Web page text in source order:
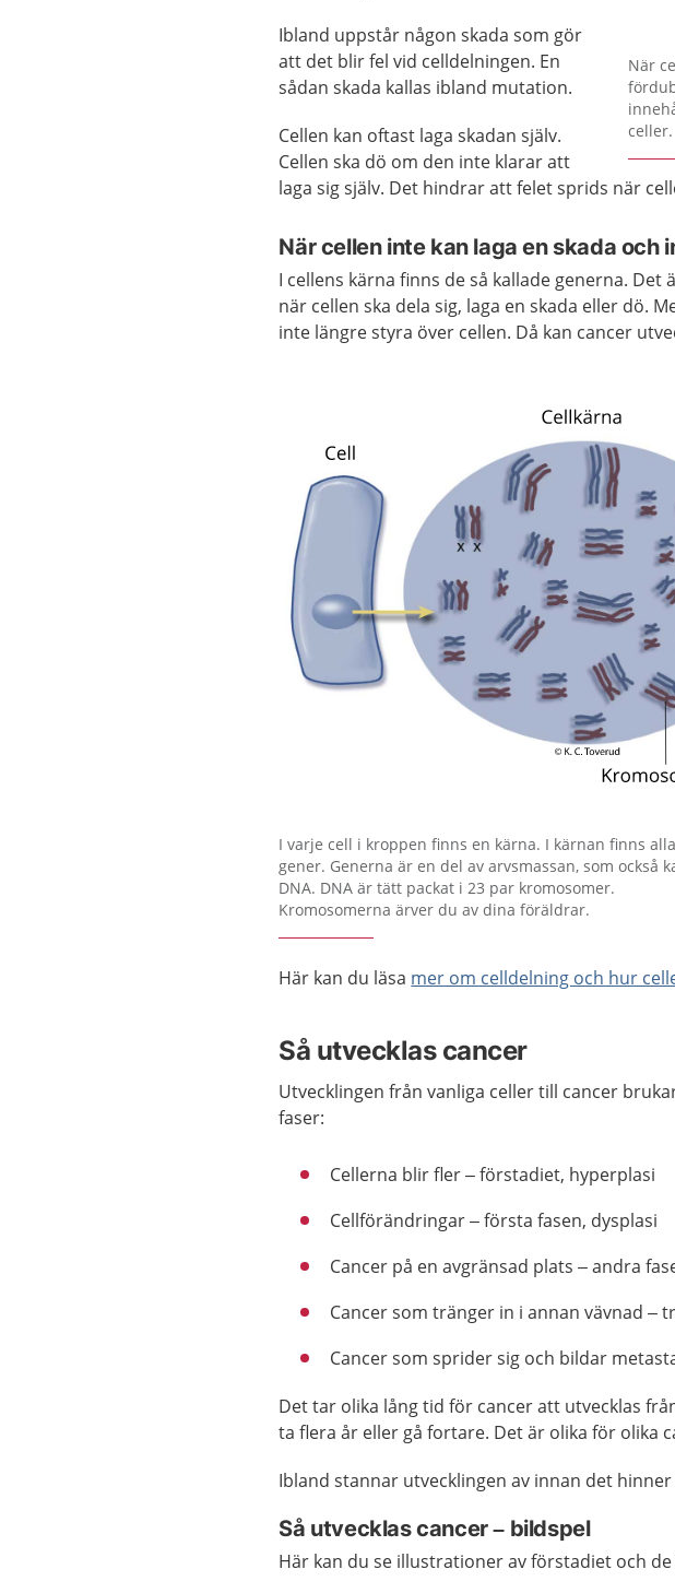
När
celler.
Ibland uppstår någon skada som gör
att det blir fel vid celldelningen. En
sådan skada kallas ibland mutation.
Cellen kan oftast laga skadan själv.
Cellen ska dö om den inte klarar att
laga sig själv. Det hindrar att felet sprids när
När cellen inte kan laga en skada och
I cellens kärna finns de så kallade generna. Det
när cellen ska dela sig, laga en skada eller dö.
inte längre styra över cellen. Då kan cancer
Förstora bilden
I varje cell i kroppen finns en kärna. I kärnan finns alla
gener. Generna är en del av arvsmassan, som också
DNA. DNA är tätt packat i 23 par kromosomer.
Kromosomerna ärver du av dina föräldrar.
Här kan du läsa mer om celldelning och hur
Så utvecklas cancer
Utvecklingen från vanliga celler till cancer
faser:
Cellerna blir fler – förstadiet, hyperplasi
Cellförändringar – första fasen, dysplasi
Cancer på en avgränsad plats – andra
Cancer som tränger in i annan vävnad –
Cancer som sprider sig och bildar
Det tar olika lång tid för cancer att utvecklas
ta flera år eller gå fortare. Det är olika för olika
Ibland stannar utvecklingen av innan det
Så utvecklas cancer – bildspel
Här kan du se illustrationer av förstadiet och